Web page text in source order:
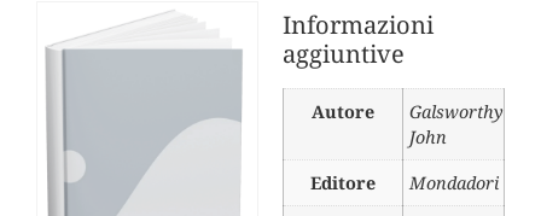
Informazioni
aggiuntive
Autore
Galsworthy
John
Editore
Mondadori